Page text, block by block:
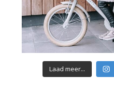
Laad meer...